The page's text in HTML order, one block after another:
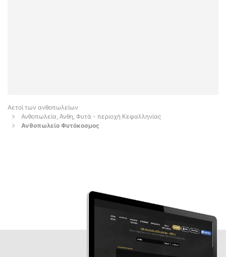
Αετοί των ανθοπωλείων
Ανθοπωλεία, Άνθη, Φυτά - περιοχή Κεφαλληνίας
Ανθοπωλείο Φυτόκοσμος